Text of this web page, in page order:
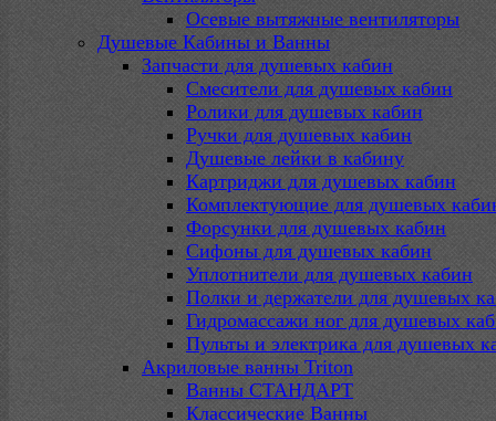
Осевые вытяжные вентиляторы
Душевые Кабины и Ванны
Запчасти для душевых кабин
Смесители для душевых кабин
Ролики для душевых кабин
Ручки для душевых кабин
Душевые лейки в кабину
Картриджи для душевых кабин
Комплектующие для душевых
Форсунки для душевых кабин
Сифоны для душевых кабин
Уплотнители для душевых кабин
Полки и держатели для душевых
Гидромассажи ног для душевых
Пульты и электрика для душевых
Акриловые ванны Triton
Ванны СТАНДАРТ
Классические Ванны